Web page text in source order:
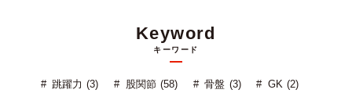
Keyword
キーワード
跳躍力 (3) 股関節 (58) 骨盤 (3) GK (2)